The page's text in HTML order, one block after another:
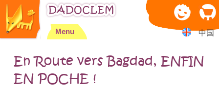
Jump to navigation
Menu 中国
En Route vers Bagdad, ENFIN
EN POCHE !